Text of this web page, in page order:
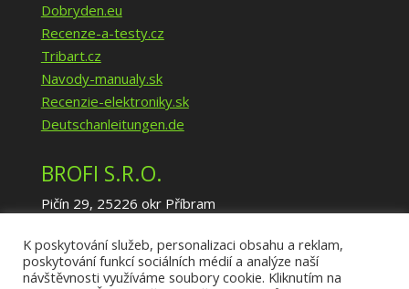
Dobryden.eu
Recenze-a-testy.cz
Tribart.cz
Navody-manualy.sk
Recenzie-elektroniky.sk
Deutschanleitungen.de
BROFI S.R.O.
Pičín 29, 25226 okr Příbram
DIČ: CZ02940035
info@brofi.eu
K poskytování služeb, personalizaci obsahu a reklam,
poskytování funkcí sociálních médií a analýze naší
návštěvnosti využíváme soubory cookie. Kliknutím na